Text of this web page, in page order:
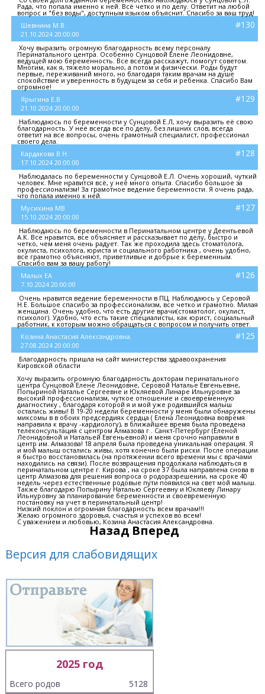
Рада, что попала именно к ней. Всё четко и по делу. Ответит на любой
вопрос и "без воды", доступным языком объяснит. Спасибо за ваш труд!
Шевнина М.В.
21.10.2024 20:00:00
#130
Хочу выразить огромную благодарность всему персоналу
Перинатального центра. Особенно Сунцовой Елене Леонидовне,
ведущей мою беременность. Все всегда расскажут, помогут советом.
Многим, как я, тяжело морально, а потом и физически. Роды будут
первые, переживаний много, но благодаря таким врачам на душе
спокойствие и уверенность в будущем за себя и ребенка. Спасибо Вам
огромное!
Ярыгина Е.В.
21.10.2024 20:00:00
#129
Наблюдаюсь по беременности у Сунцовой Е.Л, хочу выразить её свою
благодарность. У неё всегда все по делу, без лишних слов, всегда
ответит на все вопросы, очень грамотный специалист, профессионал
своего дела.
Кардакова В.Н.
17.10.2024 20:00:00
#128
Наблюдалась по беременности у Сунцовой Е.Л. Очень хороший, чуткий
человек. Мне нравится всё, у неё много опыта. Спасибо большое за
профессионализм! За грамотное ведение беременности. Я очень рада,
что попала именно к ней.
Мусихина МВ
15.10.2024 20:00:00
#127
Наблюдаюсь по беременности в Перинатальном центре у Деентьевой
А.К. Все нравится, все объясняет и рассказывает по делу, быстро и
четко, чем меня очень радует. Так же проходила здесь стоматолога,
окулиста, психолога, юриста и социального работника , очень удобно,
все грамотно объясняют, приветливые и добрые к беременным.
Спасибо вам за вашу работу!
Малых ЕА
7.10.2024 20:00:00
#126
Очень нравится ведение беременности в ПЦ. Наблюдаюсь у Серовой
Н.Е. Большое спасибо за профессионализм, все четко и грамотно. Милая
женщина. Очень удобно, что есть другие врачи(стоматолог, окулист,
психолог). Удобно, что есть такие специалисты, как юрист, социальный
работник, к которым можно обращаться с вопросом и получить ответ.
Козина Анастасия Александровна.
27.08.2024 20:00:00
#125
Благодарность пришла на сайт министерства здравоохранения
Кировской области
Хочу выразить огромную благодарность докторам перинатального
центра Сунцовой Елене Леонидовне, Серовой Наталье Евгеньевне,
Попыриной Наталье Сергеевне и Юкляевой Линаре Ильнуровне за
высокий профессионализм, чуткое отношение и своевременную
диагностику , благодаря которой я и мой уже родившийся малыш
остались живы! В 19-20 недели беременности у меня были обнаружены
миксомы в в обоих предсердиях сердца ( Елена Леонидовна вовремя
направила к врачу -кардиологу), в ближайшее время была проведена
телеконсультация с центром Алмазова г . Санкт-Петербург (Еленой
Леонидовной и Натальей Евгеньевной) и меня срочно направили в
центр им. Алмазова! 18 апреля была проведена уникальная операция. Я
и мой малыш остались живы, хотя конечно были риски. После операции
я быстро восстановилась (на протяжении всего времени мы с врачами
находились на связи). После возвращения продолжала наблюдаться в
перинатальном центре г. Кирова , на сроке 37 была направлена снова в
центр Алмазова для решения вопроса о родоразрешении, на сроке 40
недель через естественные родовые пути появился на свет мой малыш.
Также благодарю Попырину Наталью Сергеевну и Юкляеву Линару
Ильнуровну за планирование беременности и своевременную
постановку на учет в перинатальный центр!
Низкий поклон и огромная благодарность всем врачам!!!
Желаю огромного здоровья, счастья и успехов во всем!
С уважением и любовью, Козина Анастасия Александровна.
Назад Вперед
Версия для слабовидящих
2025 год
Всего родов
5128